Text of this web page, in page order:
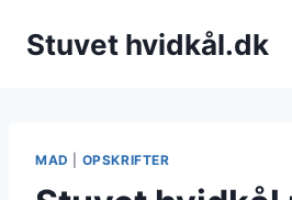
Stuvet hvidkål.dk
MAD OPSKRIFTER